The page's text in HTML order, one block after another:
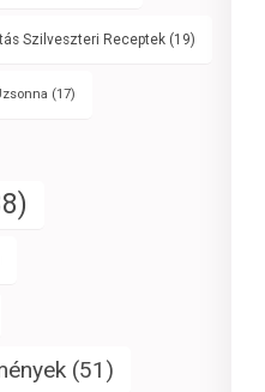
Szilveszteri Receptek (19)
(17)
(51)